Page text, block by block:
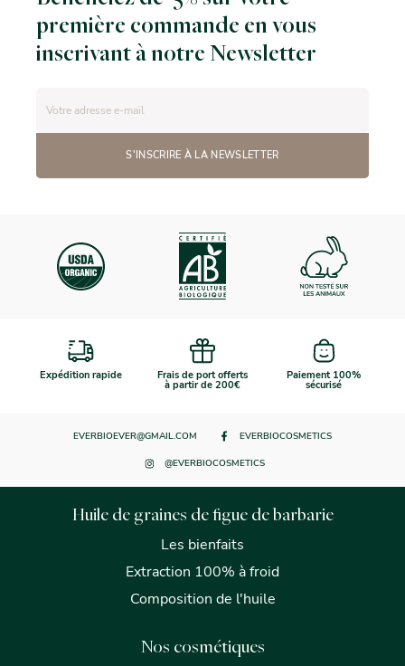
première commande en vous
inscrivant à notre Newsletter
S'INSCRIRE À LA NEWSLETTER
Expédition rapide Frais de port offerts
à partir de 200€
Paiement 100%
sécurisé
EVERBIOEVER@GMAIL.COM EVERBIOCOSMETICS
@EVERBIOCOSMETICS
Huile de graines de figue de barbarie
Les bienfaits
Extraction 100% à froid
Composition de l'huile
Nos cosmétiques